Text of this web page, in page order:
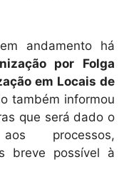
andamento há
por Folga
em Locais de
também informou
que será dado o
processos,
breve possível à